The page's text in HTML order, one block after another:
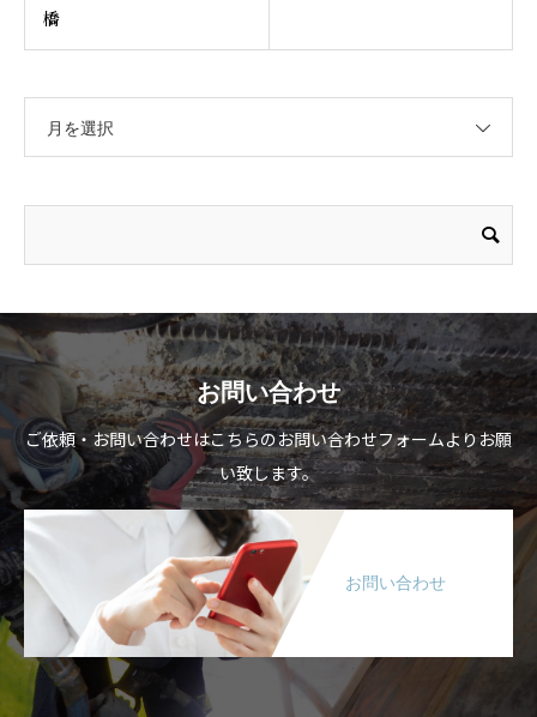
橋
月を選択
お問い合わせ
ご依頼・お問い合わせはこちらのお問い合わせフォームよりお願
い致します。
お問い合わせ